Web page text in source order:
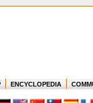
ENCYCLOPEDIA